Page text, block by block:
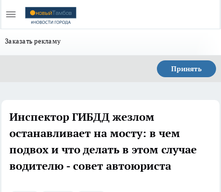
Заказать рекламу
Принять
Инспектор ГИБДД жезлом
останавливает на мосту: в чем
подвох и что делать в этом случае
водителю - совет автоюриста